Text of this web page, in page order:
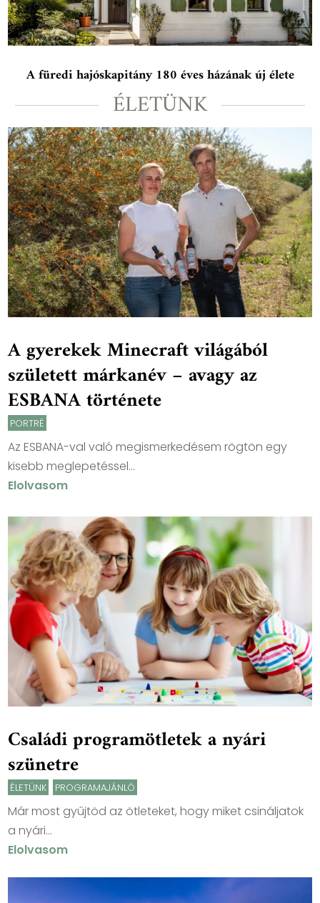
A füredi hajóskapitány 180 éves házának új élete
ÉLETÜNK
A gyerekek Minecraft világából
született márkanév – avagy az
ESBANA története
PORTRÉ
Az ESBANA-val való megismerkedésem rögtön egy
kisebb meglepetéssel...
Elolvasom
Családi programötletek a nyári
szünetre
ÉLETÜNK PROGRAMAJÁNLÓ
Már most gyűjtöd az ötleteket, hogy miket csináljatok
a nyári...
Elolvasom